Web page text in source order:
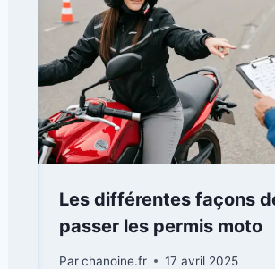
Les différentes façons
passer les permis moto
Parchanoine.fr 17 avril 2025